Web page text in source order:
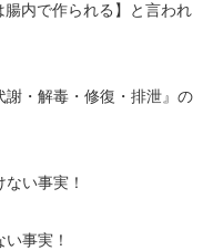
内で作られる】と言われ
・解毒・修復・排泄』の
い事実！
事実！